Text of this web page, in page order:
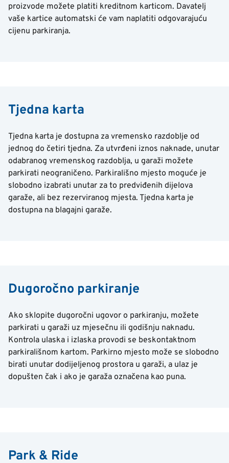
proizvode možete platiti kreditnom karticom. Davatelj
vaše kartice automatski će vam naplatiti odgovarajuću
cijenu parkiranja.
Tjedna karta
Tjedna karta je dostupna za vremensko razdoblje od
jednog do četiri tjedna. Za utvrđeni iznos naknade, unutar
odabranog vremenskog razdoblja, u garaži možete
parkirati neograničeno. Parkirališno mjesto moguće je
slobodno izabrati unutar za to predviđenih dijelova
garaže, ali bez rezerviranog mjesta. Tjedna karta je
dostupna na blagajni garaže.
Dugoročno parkiranje
Ako sklopite dugoročni ugovor o parkiranju, možete
parkirati u garaži uz mjesečnu ili godišnju naknadu.
Kontrola ulaska i izlaska provodi se beskontaktnom
parkirališnom kartom. Parkirno mjesto može se slobodno
birati unutar dodijeljenog prostora u garaži, a ulaz je
dopušten čak i ako je garaža označena kao puna.
Park & Ride